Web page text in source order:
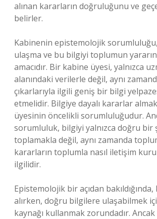
alınan kararların doğruluğunu ve
belirler.
Kabinenin epistemolojik
ulaşma ve bu bilgiyi toplumun
amacıdır. Bir kabine üyesi, yalnızca
alanındaki verilerle değil, aynı
çıkarlarıyla ilgili geniş bir bilgi
etmelidir. Bilgiye dayalı kararlar
üyesinin öncelikli sorumluluğudur.
sorumluluk, bilgiyi yalnızca doğru bir
toplamakla değil, aynı zamanda
kararların toplumla nasıl iletişim
ilgilidir.
Epistemolojik bir açıdan
alırken, doğru bilgilere ulaşabilmek
kaynağı kullanmak zorundadır.